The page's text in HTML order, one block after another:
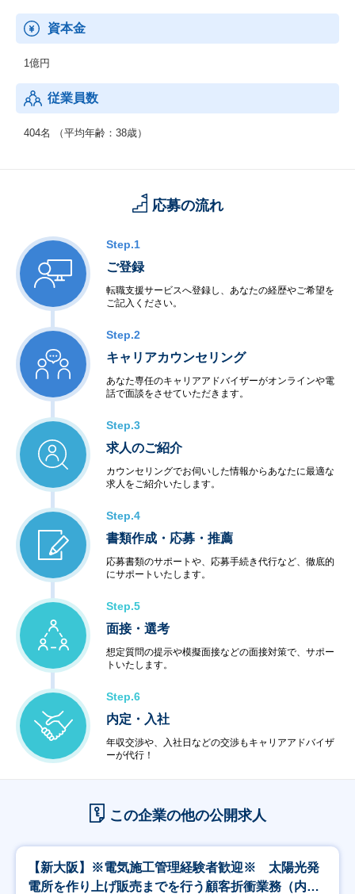
資本金
1億円
従業員数
404名 （平均年齢：38歳）
応募の流れ
Step.1
ご登録
転職支援サービスへ登録し、あなたの経歴やご希望を
ご記入ください。
Step.2
キャリアカウンセリング
あなた専任のキャリアアドバイザーがオンラインや電
話で面談をさせていただきます。
Step.3
求人のご紹介
カウンセリングでお伺いした情報からあなたに最適な
求人をご紹介いたします。
Step.4
書類作成・応募・推薦
応募書類のサポートや、応募手続き代行など、徹底的
にサポートいたします。
Step.5
面接・選考
想定質問の提示や模擬面接などの面接対策で、サポー
トいたします。
Step.6
内定・入社
年収交渉や、入社日などの交渉もキャリアアドバイザ
ーが代行！
この企業の他の公開求人
【新大阪】※電気施工管理経験者歓迎※ 太陽光発
電所を作り上げ販売までを行う顧客折衝業務（内